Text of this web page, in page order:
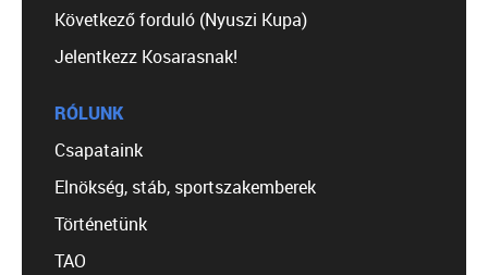
Következő forduló (Nyuszi Kupa)
Jelentkezz Kosarasnak!
RÓLUNK
Csapataink
Elnökség, stáb, sportszakemberek
Történetünk
TAO